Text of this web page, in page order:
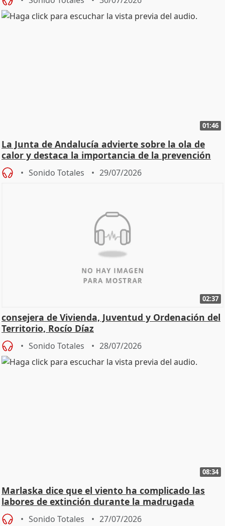
01:46
La Junta de Andalucía advierte sobre la ola de
calor y destaca la importancia de la prevención
Sonido Totales 29/07/2026
02:37
consejera de Vivienda, Juventud y Ordenación del
Territorio, Rocío Díaz
Sonido Totales 28/07/2026
08:34
Marlaska dice que el viento ha complicado las
labores de extinción durante la madrugada
Sonido Totales 27/07/2026